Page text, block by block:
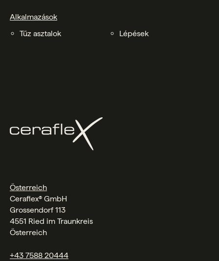
Alkalmazások
Tűz asztalok
Lépések
Österreich
Ceraflex® GmbH
Grossendorf 113
4551 Ried im Traunkreis
Österreich
+43 7588 20444